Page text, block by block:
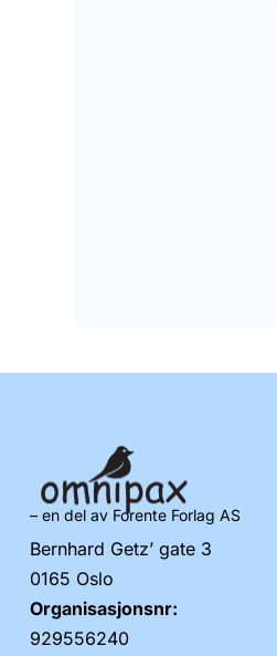
– en del av Forente Forlag AS
Bernhard Getz’ gate 3
0165 Oslo
Organisasjonsnr:
929556240